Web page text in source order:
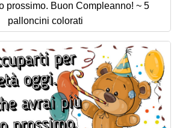
prossimo. Buon Compleanno! ~ 5
palloncini colorati